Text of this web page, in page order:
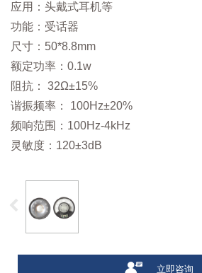
应用：头戴式耳机等
功能：受话器
尺寸：50*8.8mm
额定功率：0.1w
阻抗： 32Ω±15%
谐振频率： 100Hz±20%
频响范围：100Hz-4kHz
灵敏度：120±3dB
立即咨询